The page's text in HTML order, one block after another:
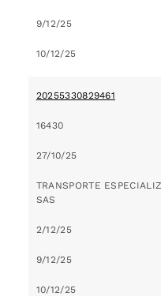
9/12/25
10/12/25
20255330829461
16430
27/10/25
TRANSPORTE
SAS
2/12/25
9/12/25
10/12/25